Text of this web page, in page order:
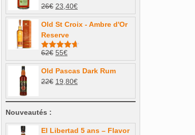
26€ Le
prix
initial
était :
26€.
23,40€Le
prix
actuel
23,40€.
Old St Croix - Ambre d'Or
Reserve
Note4.63
sur 5
62€ Le
prix
initial
était :
55€Le
prix
actuel
est :
Old Pascas Dark Rum
22€ Le
initial
22€.
19,80€Le
actuel
19,80€.
Nouveautés :
El Libertad 5 ans – Flavor